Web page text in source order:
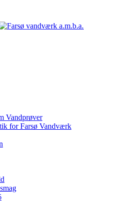
Vandprøver
for Farsø Vandværk